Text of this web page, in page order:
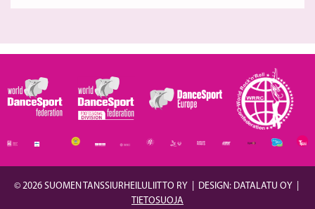
© 2026 SUOMEN TANSSIURHEILULIITTO RY DESIGN: DATALATU OY
TIETOSUOJA